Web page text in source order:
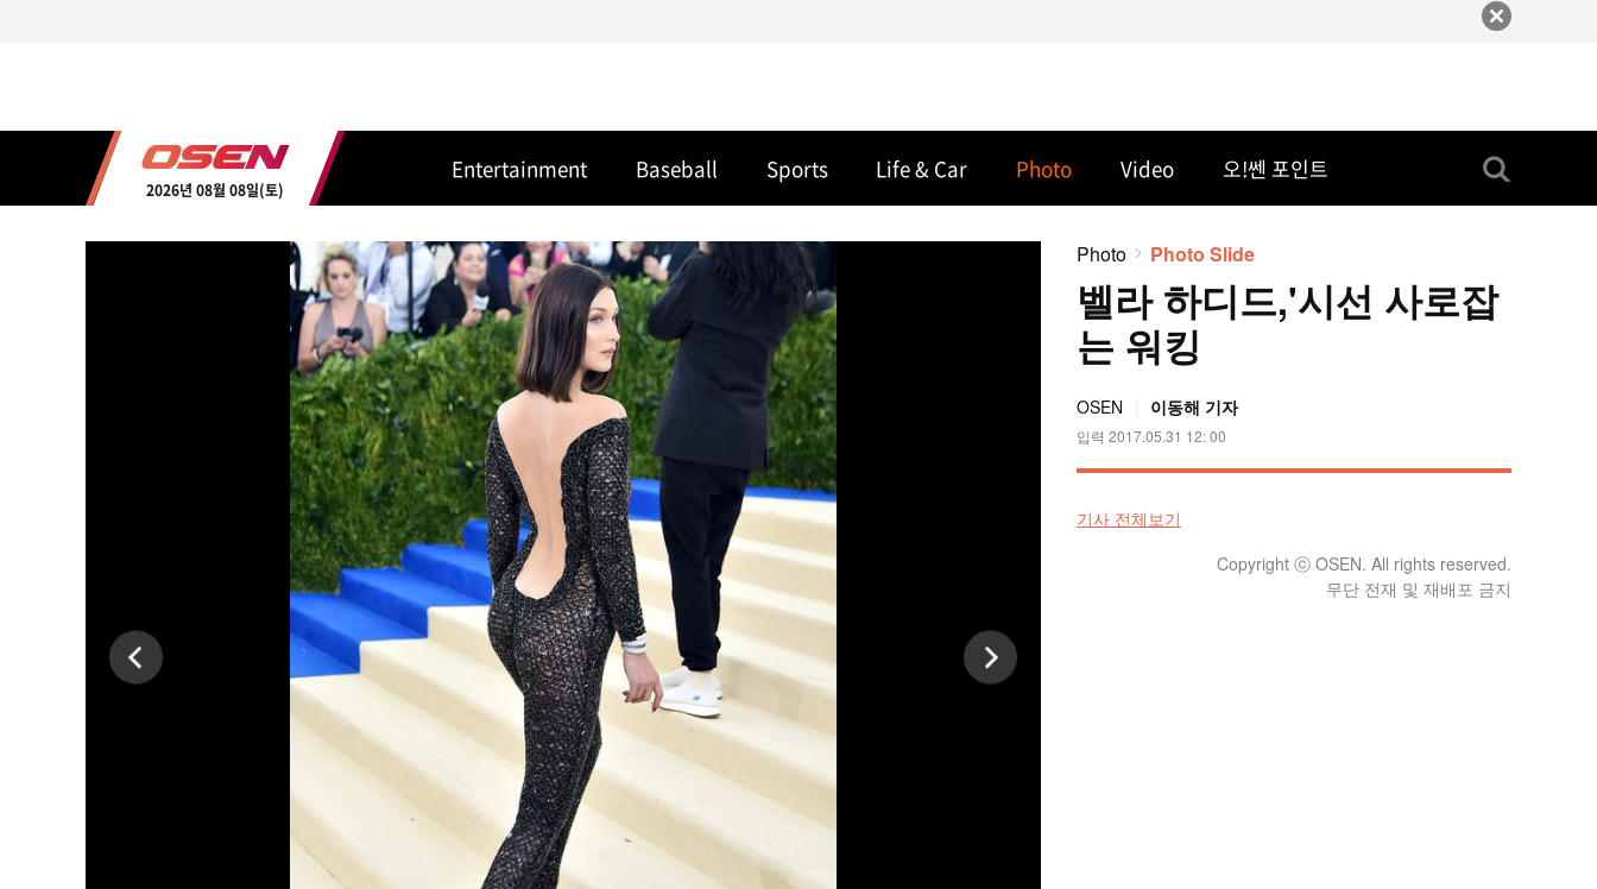
2026년 08월 08일(토)
Entertainment Baseball Sports Life & Car Photo Video 오!쎈 포인트
Photo Photo Slide
벨라 하디드,'시선 사로잡
는 워킹
OSEN 이동해 기자
입력 2017.05.31 12: 00
기사 전체보기
Copyright ⓒ OSEN. All rights reserved.
무단 전재 및 재배포 금지